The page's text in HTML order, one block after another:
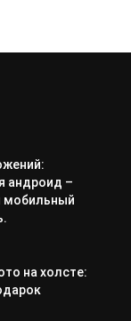
андроид –
мобильный
на холсте: